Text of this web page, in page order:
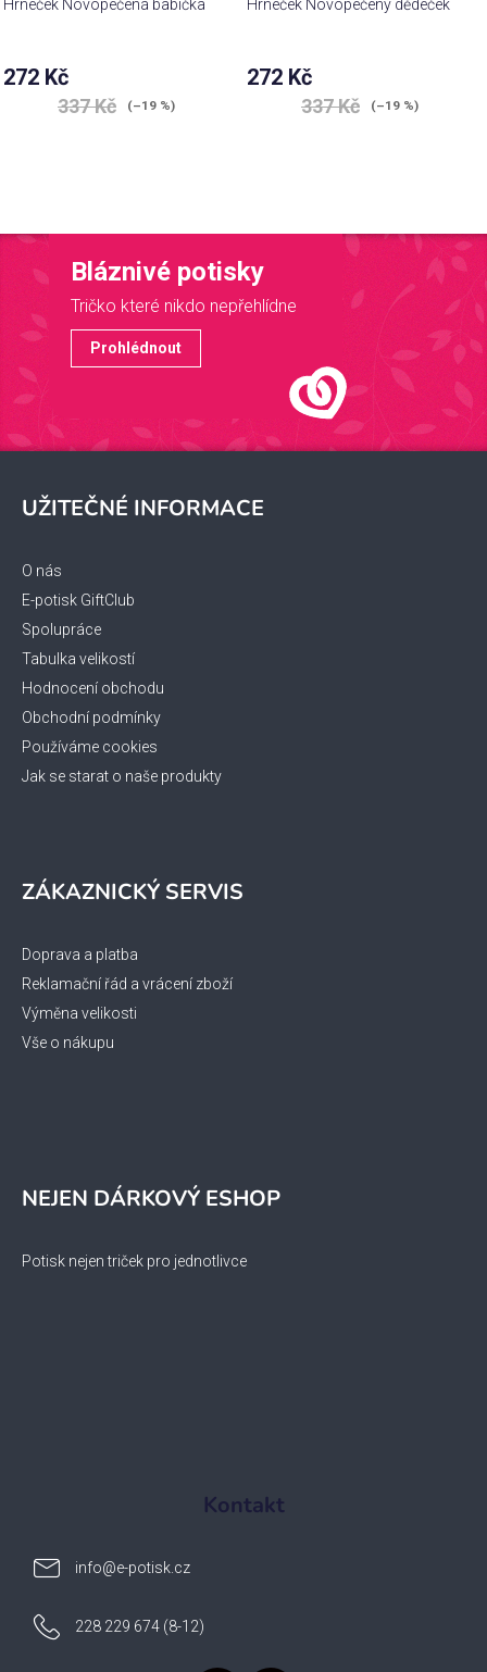
Hrneček Novopečená babička
272 Kč
337 Kč (–19 %)
Hrneček Novopečený dědeček
272 Kč
337 Kč (–19 %)
Bláznivé potisky
Tričko které nikdo nepřehlídne
Prohlédnout
UŽITEČNÉ INFORMACE
O nás
E-potisk GiftClub
Spolupráce
Tabulka velikostí
Hodnocení obchodu
Obchodní podmínky
Používáme cookies
Jak se starat o naše produkty
ZÁKAZNICKÝ SERVIS
Doprava a platba
Reklamační řád a vrácení zboží
Výměna velikosti
Vše o nákupu
NEJEN DÁRKOVÝ ESHOP
Potisk nejen triček pro jednotlivce
Kontakt
info@e-potisk.cz
228 229 674 (8-12)